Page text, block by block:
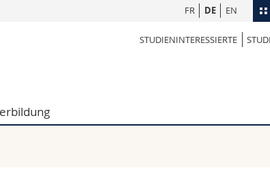
Mitarbeitende
FR DE EN
STUDIENINTERESSIERTE